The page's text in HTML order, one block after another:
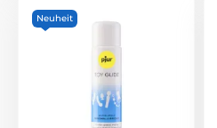
Neuheit